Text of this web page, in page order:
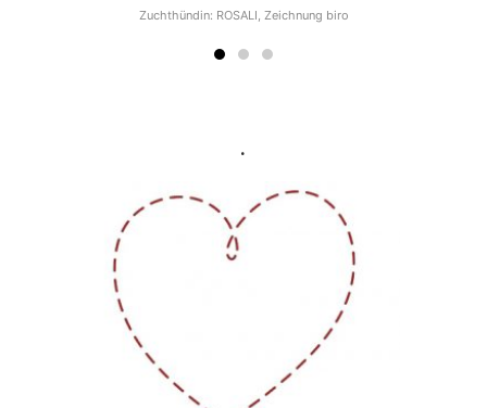
Zuchthündin: ROSALI, Zeichnung biro
.